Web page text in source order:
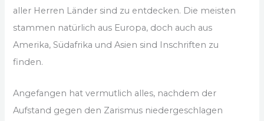
aller Herren Länder sind zu entdecken. Die meisten
stammen natürlich aus Europa, doch auch aus
Amerika, Südafrika und Asien sind Inschriften zu
finden.
Angefangen hat vermutlich alles, nachdem der
Aufstand gegen den Zarismus niedergeschlagen